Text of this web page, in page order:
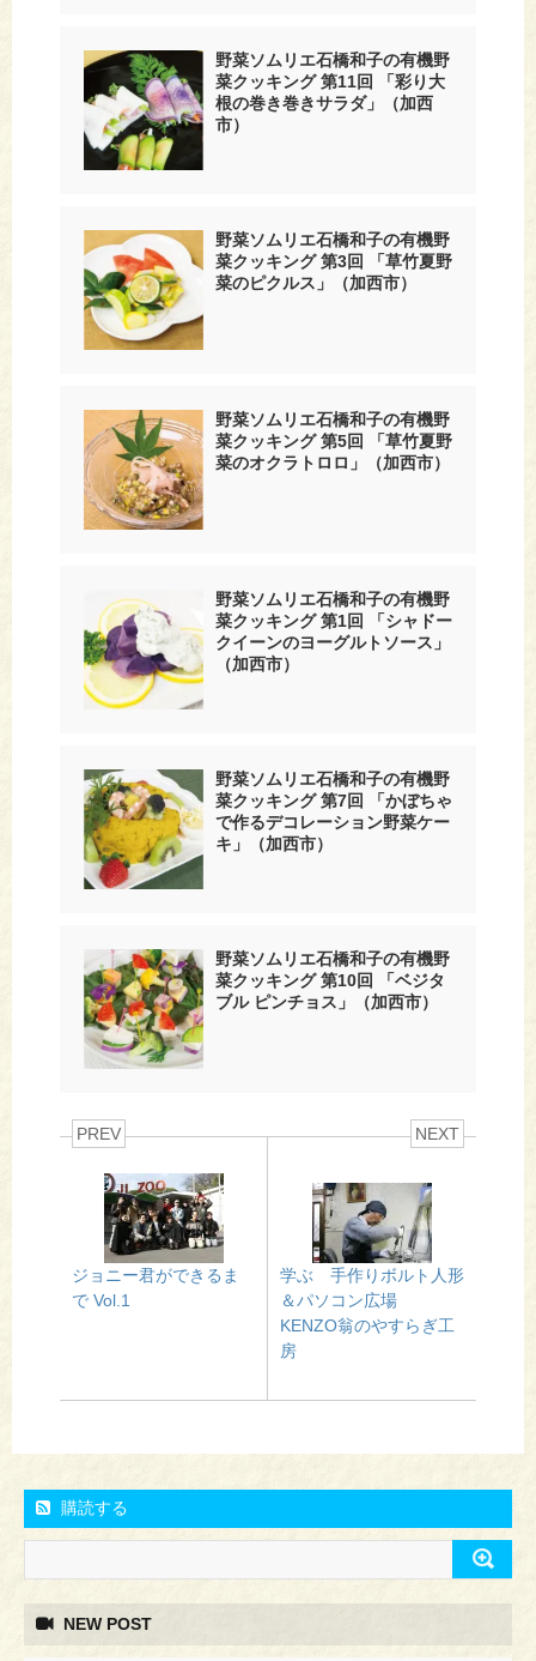
野菜ソムリエ石橋和子の有機野
菜クッキング 第11回 「彩り大
根の巻き巻きサラダ」（加西
市）
野菜ソムリエ石橋和子の有機野
菜クッキング 第3回 「草竹夏野
菜のピクルス」（加西市）
野菜ソムリエ石橋和子の有機野
菜クッキング 第5回 「草竹夏野
菜のオクラトロロ」（加西市）
野菜ソムリエ石橋和子の有機野
菜クッキング 第1回 「シャドー
クイーンのヨーグルトソース」
（加西市）
野菜ソムリエ石橋和子の有機野
菜クッキング 第7回 「かぼちゃ
で作るデコレーション野菜ケー
キ」（加西市）
野菜ソムリエ石橋和子の有機野
菜クッキング 第10回 「ベジタ
ブル ピンチョス」（加西市）
PREV
ジョニー君ができるま
で Vol.1
NEXT
学ぶ 手作りボルト人形
＆パソコン広場
KENZO翁のやすらぎ工
房
購読する
NEW POST